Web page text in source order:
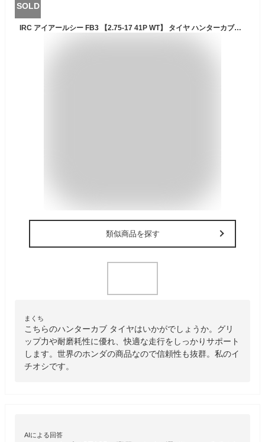
SOLD
IRC アイアールシー FB3 【2.75-17 41P WT】 タイヤ ハンターカブCT110 NS50F CL50 クロスカブ110 HONDA ホンダ オンロードタイヤ・ビジネス オンロードタイヤ
類似商品を探す
まくち
こちらのハンターカブ タイヤはいかがでしょうか。グリ
ップ力や耐磨耗性に優れ、快適な走行をしっかりサポート
します。世界のホンダの商品なので信頼性も抜群。私のイ
チオシです。
AIによる回答